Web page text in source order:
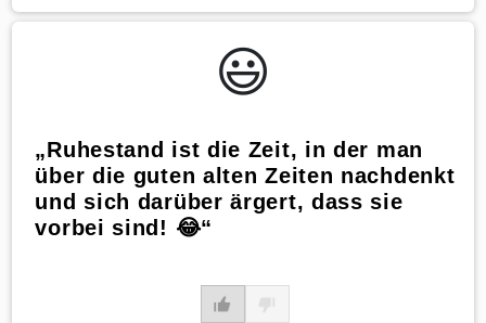
😃️
„Ruhestand ist die Zeit, in der man
über die guten alten Zeiten nachdenkt
und sich darüber ärgert, dass sie
vorbei sind! 😂“